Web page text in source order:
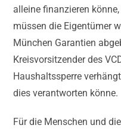
alleine finanzieren
müssen die Eigentümer
München Garantien
Kreisvorsitzender des
Haushaltssperre
dies verantworten könne.
Für die Menschen und